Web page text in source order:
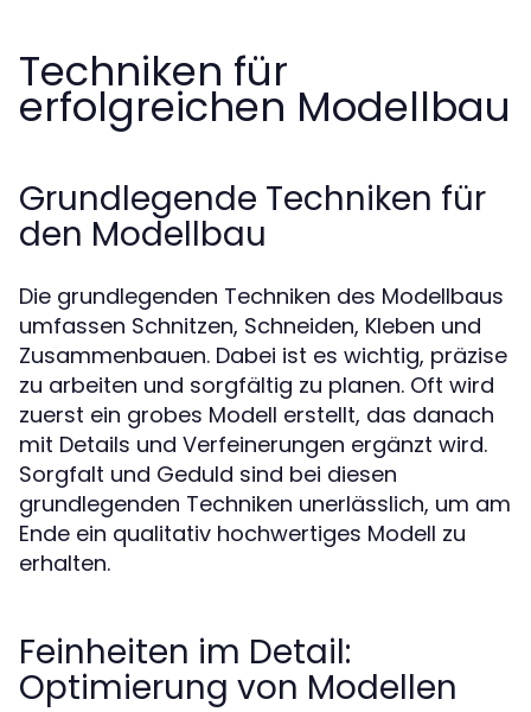
Techniken für
erfolgreichen Modellbau
Grundlegende Techniken für
den Modellbau
Die grundlegenden Techniken des Modellbaus
umfassen Schnitzen, Schneiden, Kleben und
Zusammenbauen. Dabei ist es wichtig, präzise
zu arbeiten und sorgfältig zu planen. Oft wird
zuerst ein grobes Modell erstellt, das danach
mit Details und Verfeinerungen ergänzt wird.
Sorgfalt und Geduld sind bei diesen
grundlegenden Techniken unerlässlich, um am
Ende ein qualitativ hochwertiges Modell zu
erhalten.
Feinheiten im Detail:
Optimierung von Modellen